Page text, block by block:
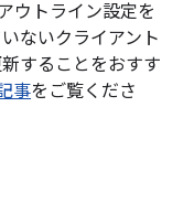
ウトライン設定を
ないクライアント
することをおすす
事をご覧くださ